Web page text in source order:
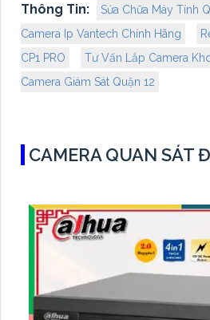
Thông Tin: Sửa Chữa Máy Tính
Camera Ip Vantech Chính Hãng
CP1 PRO
Tư Vấn Lắp Camera
Camera Giám Sát Quận 12
CAMERA QUAN SÁT